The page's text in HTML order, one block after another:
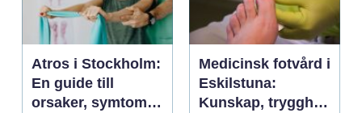
Atros i Stockholm:
En guide till
orsaker, symtom
Medicinsk fotvård i
Eskilstuna:
Kunskap, trygghet